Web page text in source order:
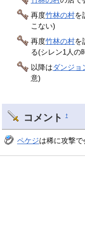
再度竹林の村を
こない)
再度竹林の村を
る(シレン1人の
以降はダンジョ
意)
コメント †
ペケジは稀に攻撃